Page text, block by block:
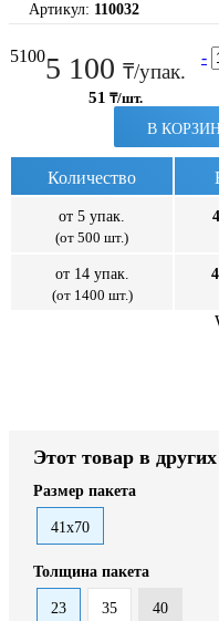
Артикул: 110032
51005 100 ₸/упак.
51 ₸/шт.
-
В
Количество
от 5 упак.
(от 500 шт.)
от 14 упак.
(от 1400 шт.)
Этот товар в
Размер пакета
41x70
Толщина пакета
23 35 40